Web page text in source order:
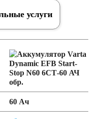
услуги
60 Ач